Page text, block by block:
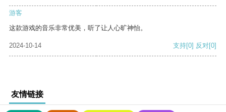
游客
这款游戏的音乐非常优美，听了让人心旷神怡。
2024-10-14 支持[0] 反对[0]
友情链接